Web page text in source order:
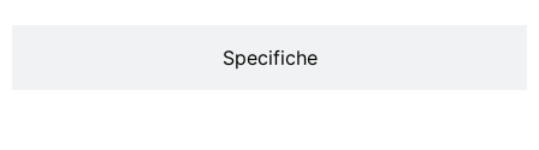
Specifiche